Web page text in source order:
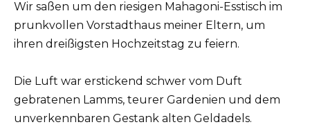
Wir saßen um den riesigen Mahagoni-Esstisch im
prunkvollen Vorstadthaus meiner Eltern, um
ihren dreißigsten Hochzeitstag zu feiern.
Die Luft war erstickend schwer vom Duft
gebratenen Lamms, teurer Gardenien und dem
unverkennbaren Gestank alten Geldadels.